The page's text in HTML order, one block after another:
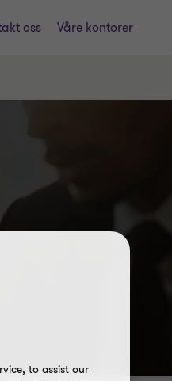
oss Våre kontorer
to assist our